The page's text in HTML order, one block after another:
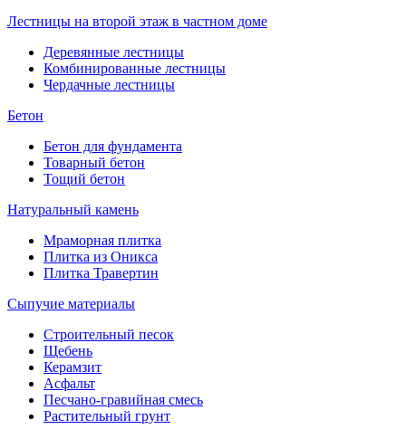
Лестницы на второй этаж в частном доме
Деревянные лестницы
Комбинированные лестницы
Чердачные лестницы
Бетон
Бетон для фундамента
Товарный бетон
Тощий бетон
Натуральный камень
Мраморная плитка
Плитка из Оникса
Плитка Травертин
Сыпучие материалы
Строительный песок
Щебень
Керамзит
Асфальт
Песчано-гравийная смесь
Растительный грунт